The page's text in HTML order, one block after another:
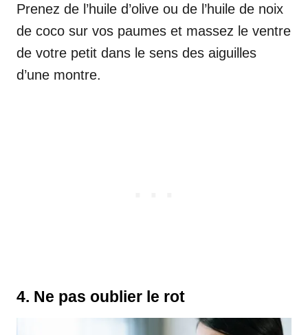
Prenez de l’huile d’olive ou de l’huile de noix
de coco sur vos paumes et massez le ventre
de votre petit dans le sens des aiguilles
d’une montre.
4. Ne pas oublier le rot